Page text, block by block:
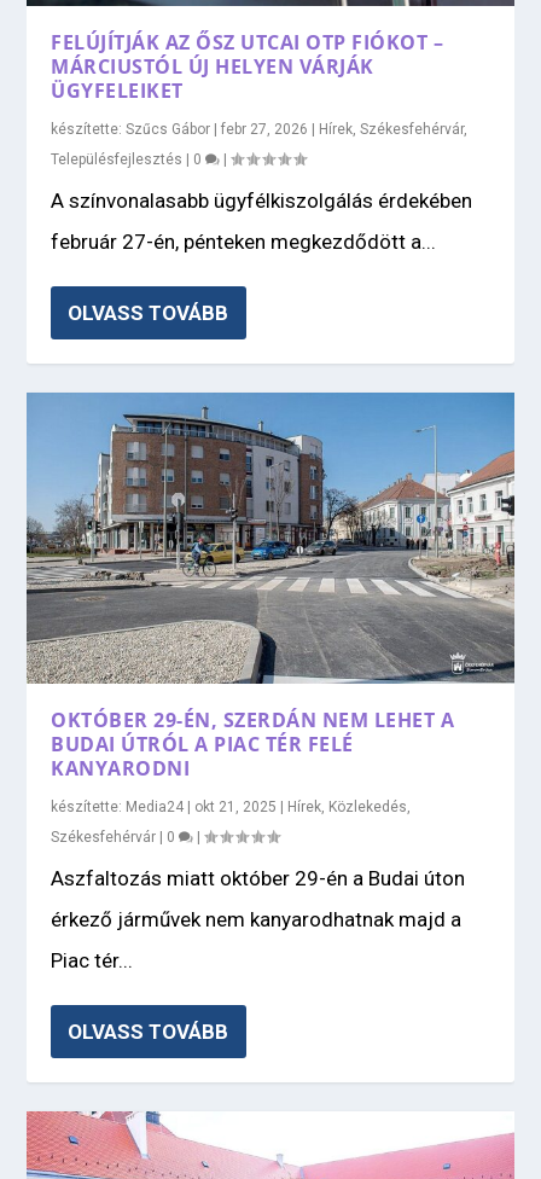
FELÚJÍTJÁK AZ ŐSZ UTCAI OTP FIÓKOT –
MÁRCIUSTÓL ÚJ HELYEN VÁRJÁK
ÜGYFELEIKET
készítette:Szűcs Gábor |febr 27, 2026 | Hírek ,Székesfehérvár,
Településfejlesztés | 0 |
A színvonalasabb ügyfélkiszolgálás érdekében
február 27-én, pénteken megkezdődött a...
OLVASS TOVÁBB
OKTÓBER 29-ÉN, SZERDÁN NEM LEHET A
BUDAI ÚTRÓL A PIAC TÉR FELÉ
KANYARODNI
készítette: Media24 okt 21, 2025 Hírek, Közlekedés,
Székesfehérvár
0 |
Aszfaltozás miatt október 29-én a Budai úton
érkező járművek nem kanyarodhatnak majd a
Piac tér...
OLVASS TOVÁBB